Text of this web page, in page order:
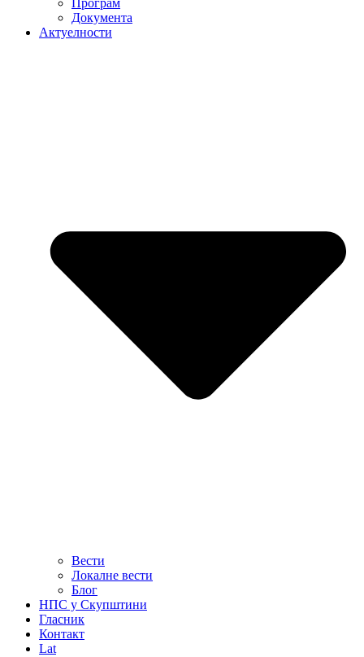
Документа
Актуелности
Вести
Локалне вести
Блог
НПС у Скупштини
Гласник
Контакт
Lat